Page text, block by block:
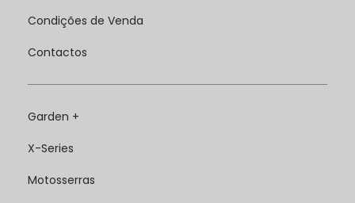
Condições de Venda
Contactos
Garden +
X-Series
Motosserras